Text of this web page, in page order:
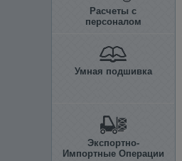
Расчеты с
персоналом
Умная подшивка
Экспортно-
Импортные Операции